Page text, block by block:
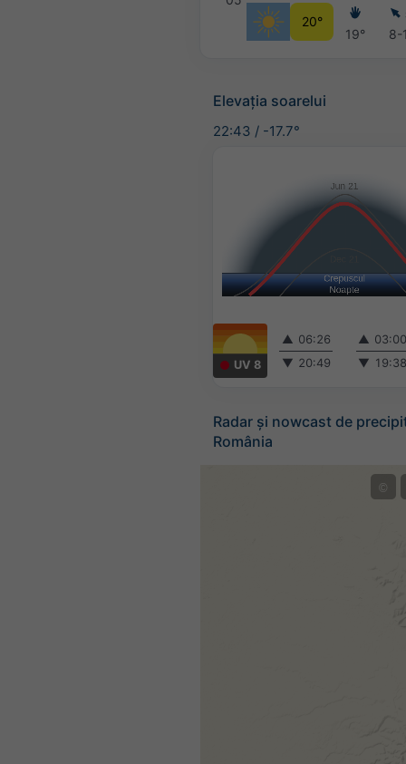
20°
19° 8-
Elevația soarelui
22:43 / -17.7°
UV 8
▲ 06:26
▼ 20:49
▲
▼
Radar și nowcast de
România
©